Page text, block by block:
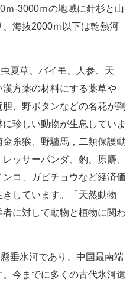
ｍ-3000ｍの地域に針杉と山
海抜2000ｍ以下は乾熱河
夏草、バイモ、人参、天
方薬の材料にする薬草や
、野ボタンなどの名花が到
珍しい動物が生息していま
糸猴、野驢馬，二類保護動
ッサーパンダ、豹、原麝、
コ、ガビチョウなど経済価
しています。「天然動物
に対して動物と植物に関わ
垂氷河であり、中国最南端
今までに多くの古代氷河遺